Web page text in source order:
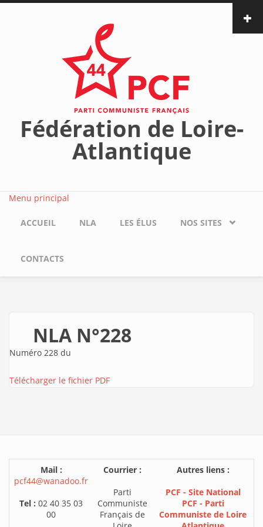
Aller au contenu principal
Fédération de Loire-
Atlantique
Menu principal
ACCUEIL NLA LES ÉLUS NOS SITES
CONTACTS
NLA N°228
Numéro 228 du
Télécharger le fichier PDF
Mail :
pcf44@wanadoo.fr
Tel : 02 40 35 03
00
Courrier :
Parti
Communiste
Français de
Autres liens :
PCF - Site National
PCF - Parti
Communiste de Loire